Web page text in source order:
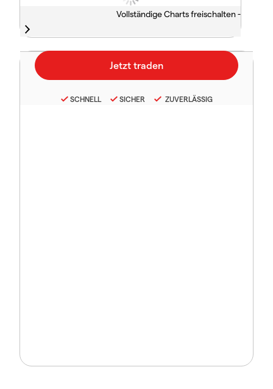
Vollständige Charts freischalten -
SCHNELL SICHER ZUVERLÄSSIG